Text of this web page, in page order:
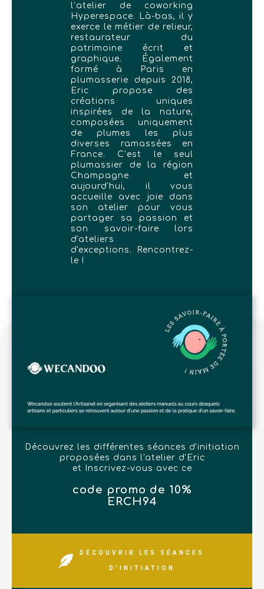
l’atelier de coworking
Hyperespace. Là-bas, il y
exerce le métier de relieur,
restaurateur du
patrimoine écrit et
graphique. Également
formé à Paris en
plumasserie depuis 2018,
Eric propose des
créations uniques
inspirées de la nature,
composées uniquement
de plumes les plus
diverses ramassées en
France. C’est le seul
plumassier de la région
Champagne et
aujourd'hui, il vous
accueille avec joie dans
son atelier pour vous
partager sa passion et
son savoir-faire lors
d'ateliers
d'exceptions. Rencontrez-
le !
Découvrez les différentes séances d'initiation
proposées dans l'atelier d'Eric
et Inscrivez-vous avec ce
code promo de 10%
ERCH94
DÉCOUVRIR LES SÉANCES
D'INITIATION